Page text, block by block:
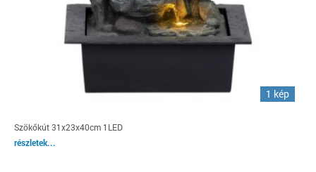
1 kép
Szökőkút 31x23x40cm 1LED
részletek...